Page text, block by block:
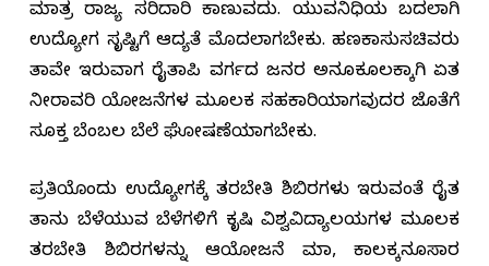
ಮಾತ್ರ ರಾಜ್ಯ ಸರಿದಾರಿ ಕಾಣುವದು. ಯುವನಿಧಿಯ ಬದಲಾಗಿ
ಉದ್ಯೋಗ ಸೃಷ್ಟಿಗೆ ಆದ್ಯತೆ ಮೊದಲಾಗಬೇಕು. ಹಣಕಾಸುಸಚಿವರು
ತಾವೇ ಇರುವಾಗ ರೈತಾಪಿ ವರ್ಗದ ಜನರ ಅನೂಕೂಲಕ್ಕಾಗಿ ಏತ
ನೀರಾವರಿ ಯೋಜನೆಗಳ ಮೂಲಕ ಸಹಕಾರಿಯಾಗವುದರ ಜೊತೆಗೆ
ಸೂಕ್ತ ಬೆಂಬಲ ಬೆಲೆ ಘೋಷಣೆಯಾಗಬೇಕು.
ಪ್ರತಿಯೊಂದು ಉದ್ಯೋಗಕ್ಕೆ ತರಬೇತಿ ಶಿಬಿರಗಳು ಇರುವಂತೆ ರೈತ
ತಾನು ಬೆಳೆಯುವ ಬೆಳೆಗಳಿಗೆ ಕೃಷಿ ವಿಶ್ವವಿದ್ಯಾಲಯಗಳ ಮೂಲಕ
ತರಬೇತಿ ಶಿಬಿರಗಳನ್ನು ಆಯೋಜನೆ ಮಾಡಿ, ಕಾಲಕ್ಕನೂಸಾರ